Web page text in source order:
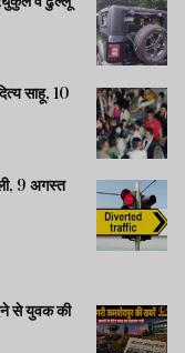
साहू, 10
9 अगस्त
से युवक की